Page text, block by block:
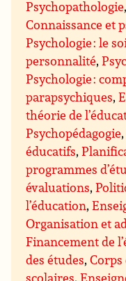
Psychopathologie
Connaissance et
Psychologie : le
personnalité,
Psychologie :
parapsychiques,
théorie de
Psychopédagogie,
éducatifs,
programmes
évaluations,
l’éducation,
Organisation et
Financement de
des études,
scolaires,